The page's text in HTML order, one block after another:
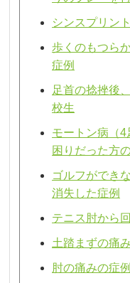
シンスプリン
歩くのもつら
症例
足首の捻挫後
校生
モートン病（
困りだった方
ゴルフができ
消失した症例
テニス肘から
土踏まずの痛
肘の痛みの症例